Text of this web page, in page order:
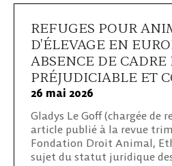
REFUGES POUR
D'ÉLEVAGE EN
ABSENCE DE
PRÉJUDICIABLE ET
26 mai 2026
Gladys Le Goff (chargée de
article publié à la revue
Fondation Droit Animal,
sujet du statut juridique